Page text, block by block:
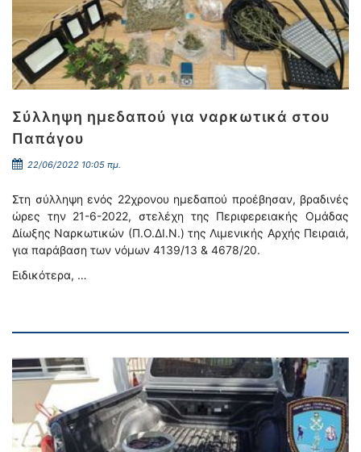
Σύλληψη ημεδαπού για ναρκωτικά στου
Παπάγου
22/06/2022 10:05 πμ.
Στη σύλληψη ενός 22χρονου ημεδαπού προέβησαν, βραδινές
ώρες την 21-6-2022, στελέχη της Περιφερειακής Ομάδας
Δίωξης Ναρκωτικών (Π.Ο.ΔΙ.Ν.) της Λιμενικής Αρχής Πειραιά,
για παράβαση των νόμων 4139/13 & 4678/20.
Ειδικότερα, …